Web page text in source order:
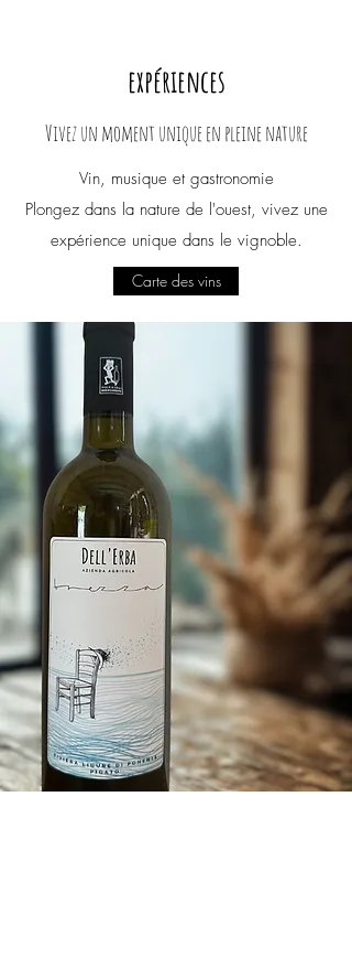
expériences
Vivez un moment unique en pleine nature
Vin, musique et gastronomie
Plongez dans la nature de l'ouest, vivez une
expérience unique dans le vignoble.
Carte des vins